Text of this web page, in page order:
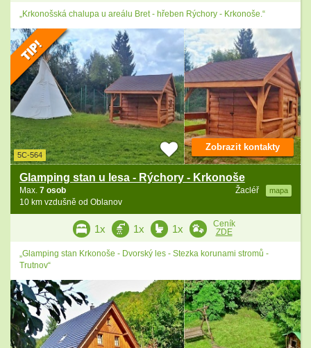
„Krkonošská chalupa u areálu Bret - hřeben Rýchory - Krkonoše.“
5C-564
Glamping stan u lesa - Rýchory - Krkonoše
Žacléř mapa
Max. 7 osob
10 km vzdušně od Oblanov
Zobrazit kontakty
1x 1x 1x
Ceník
ZDE
„Glamping stan Krkonoše - Dvorský les - Stezka korunami stromů -
Trutnov“